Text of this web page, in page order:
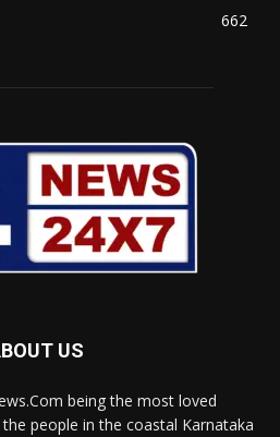
662
US
being the most loved
people in the coastal Karnataka